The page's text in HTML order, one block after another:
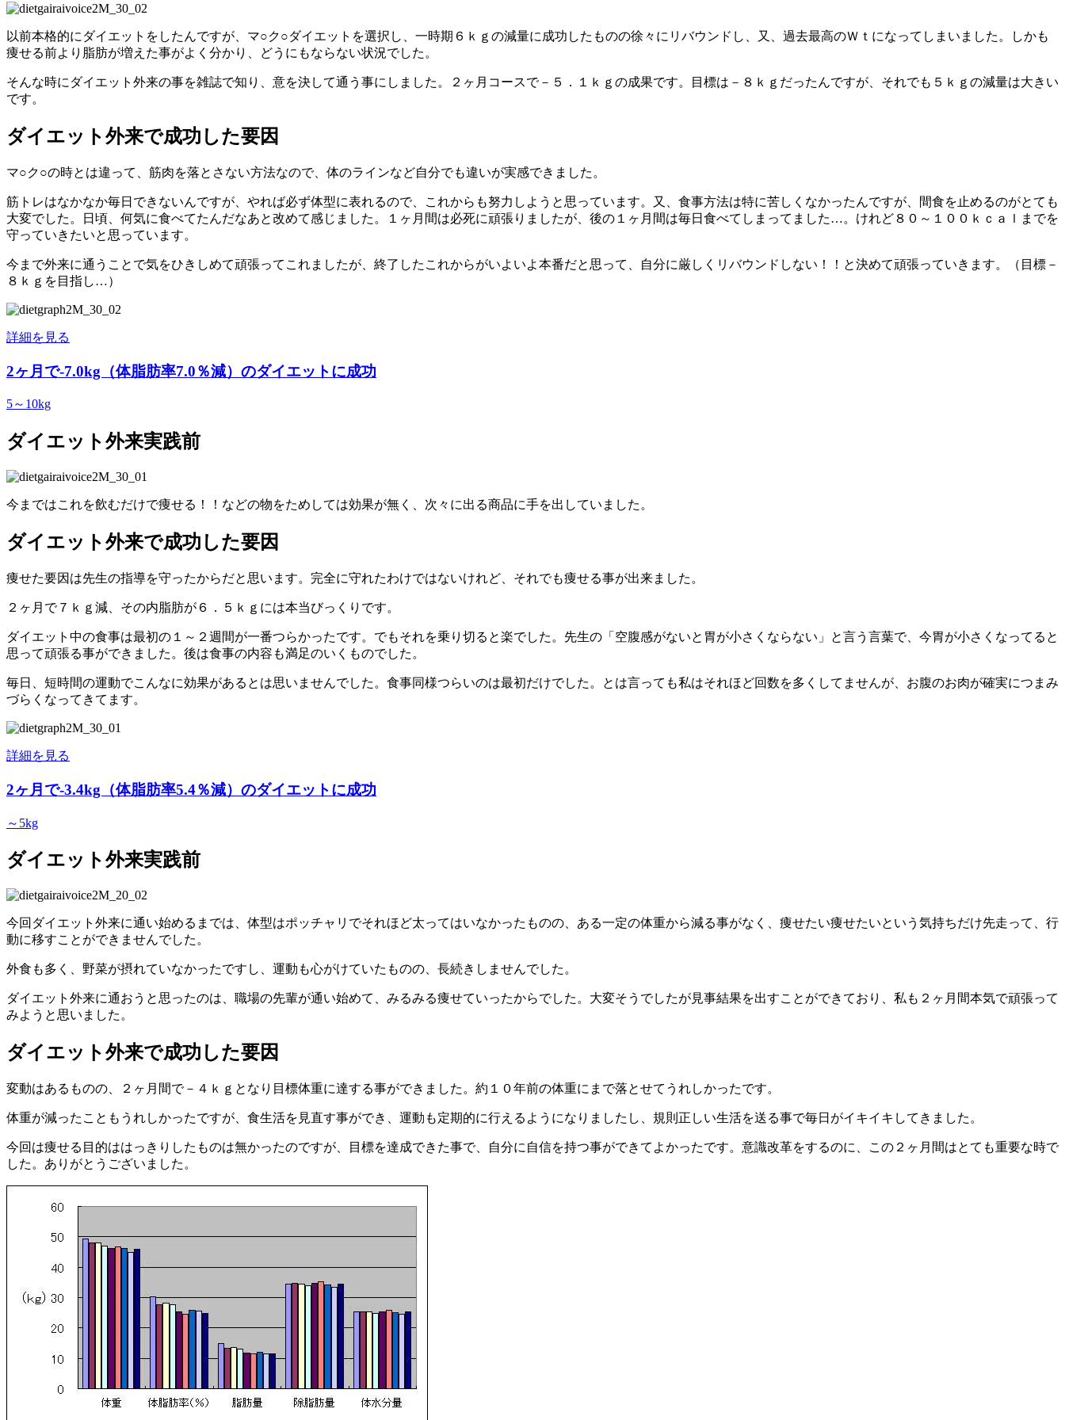
以前本格的にダイエットをしたんですが、マ○ク○ダイエットを選択し、一時期６ｋｇの減量に成功したものの徐々にリバウンドし、又、過去最高のＷｔになってしまいました。しかも
痩せる前より脂肪が増えた事がよく分かり、どうにもならない状況でした。
そんな時にダイエット外来の事を雑誌で知り、意を決して通う事にしました。２ヶ月コースで－５．１ｋｇの成果です。目標は－８ｋｇだったんですが、それでも５ｋｇの減量は大きい
です。
ダイエット外来で成功した要因
マ○ク○の時とは違って、筋肉を落とさない方法なので、体のラインなど自分でも違いが実感できました。
筋トレはなかなか毎日できないんですが、やれば必ず体型に表れるので、これからも努力しようと思っています。又、食事方法は特に苦しくなかったんですが、間食を止めるのがとても
大変でした。日頃、何気に食べてたんだなあと改めて感じました。１ヶ月間は必死に頑張りましたが、後の１ヶ月間は毎日食べてしまってました…。けれど８０～１００ｋｃａｌまでを
守っていきたいと思っています。
今まで外来に通うことで気をひきしめて頑張ってこれましたが、終了したこれからがいよいよ本番だと思って、自分に厳しくリバウンドしない！！と決めて頑張っていきます。（目標－
８ｋｇを目指し…）
詳細を見る
2ヶ月で-7.0kg（体脂肪率7.0％減）のダイエットに成功
5～10kg
ダイエット外来実践前
今まではこれを飲むだけで痩せる！！などの物をためしては効果が無く、次々に出る商品に手を出していました。
ダイエット外来で成功した要因
痩せた要因は先生の指導を守ったからだと思います。完全に守れたわけではないけれど、それでも痩せる事が出来ました。
２ヶ月で７ｋｇ減、その内脂肪が６．５ｋｇには本当びっくりです。
ダイエット中の食事は最初の１～２週間が一番つらかったです。でもそれを乗り切ると楽でした。先生の「空腹感がないと胃が小さくならない」と言う言葉で、今胃が小さくなってると
思って頑張る事ができました。後は食事の内容も満足のいくものでした。
毎日、短時間の運動でこんなに効果があるとは思いませんでした。食事同様つらいのは最初だけでした。とは言っても私はそれほど回数を多くしてませんが、お腹のお肉が確実につまみ
づらくなってきてます。
詳細を見る
2ヶ月で-3.4kg（体脂肪率5.4％減）のダイエットに成功
～5kg
ダイエット外来実践前
今回ダイエット外来に通い始めるまでは、体型はポッチャリでそれほど太ってはいなかったものの、ある一定の体重から減る事がなく、痩せたい痩せたいという気持ちだけ先走って、行
動に移すことができませんでした。
外食も多く、野菜が摂れていなかったですし、運動も心がけていたものの、長続きしませんでした。
ダイエット外来に通おうと思ったのは、職場の先輩が通い始めて、みるみる痩せていったからでした。大変そうでしたが見事結果を出すことができており、私も２ヶ月間本気で頑張って
みようと思いました。
ダイエット外来で成功した要因
変動はあるものの、２ヶ月間で－４ｋｇとなり目標体重に達する事ができました。約１０年前の体重にまで落とせてうれしかったです。
体重が減ったこともうれしかったですが、食生活を見直す事ができ、運動も定期的に行えるようになりましたし、規則正しい生活を送る事で毎日がイキイキしてきました。
今回は痩せる目的ははっきりしたものは無かったのですが、目標を達成できた事で、自分に自信を持つ事ができてよかったです。意識改革をするのに、この２ヶ月間はとても重要な時で
した。ありがとうございました。